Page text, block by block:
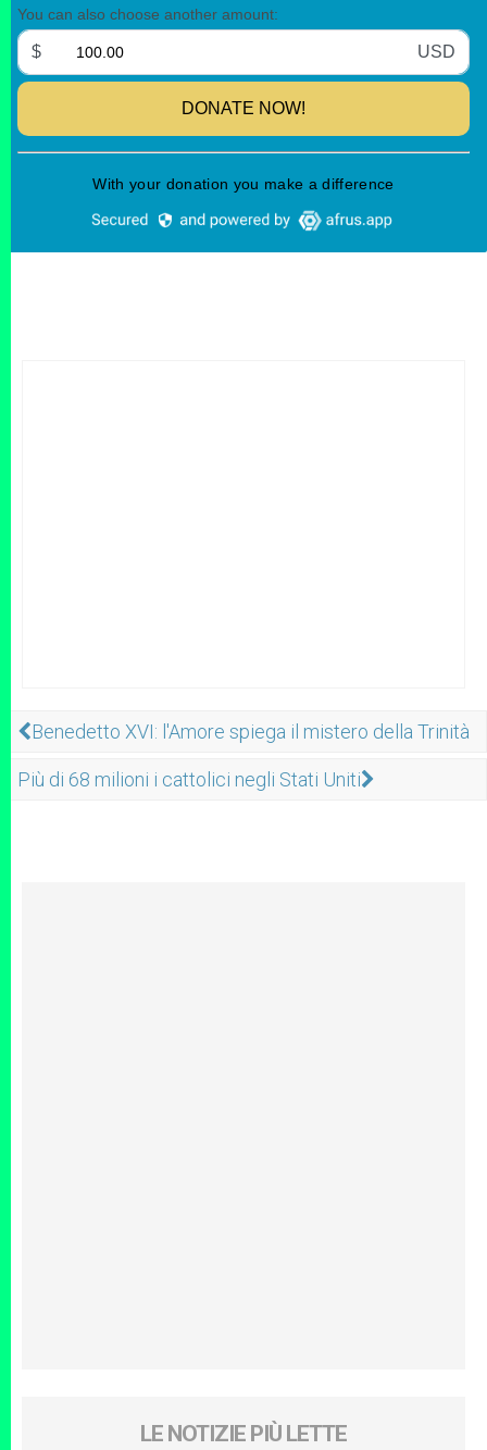
Benedetto XVI: l'Amore spiega il mistero della Trinità
Più di 68 milioni i cattolici negli Stati Uniti
LE NOTIZIE PIÙ LETTE